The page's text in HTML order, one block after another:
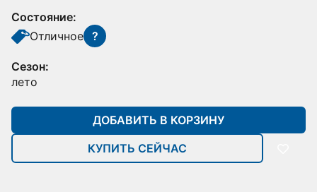
Состояние:
Отличное ?
Сезон:
лето
ДОБАВИТЬ В КОРЗИНУ
КУПИТЬ СЕЙЧАС